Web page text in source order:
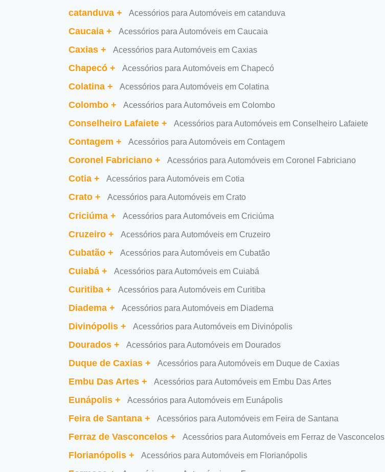
catanduva + Acessórios para Automóveis em catanduva
Caucaia + Acessórios para Automóveis em Caucaia
Caxias + Acessórios para Automóveis em Caxias
Chapecó + Acessórios para Automóveis em Chapecó
Colatina + Acessórios para Automóveis em Colatina
Colombo + Acessórios para Automóveis em Colombo
Conselheiro Lafaiete + Acessórios para Automóveis em Conselheiro Lafaiete
Contagem + Acessórios para Automóveis em Contagem
Coronel Fabriciano + Acessórios para Automóveis em Coronel Fabriciano
Cotia + Acessórios para Automóveis em Cotia
Crato + Acessórios para Automóveis em Crato
Criciúma + Acessórios para Automóveis em Criciúma
Cruzeiro + Acessórios para Automóveis em Cruzeiro
Cubatão + Acessórios para Automóveis em Cubatão
Cuiabá + Acessórios para Automóveis em Cuiabá
Curitiba + Acessórios para Automóveis em Curitiba
Diadema + Acessórios para Automóveis em Diadema
Divinópolis + Acessórios para Automóveis em Divinópolis
Dourados + Acessórios para Automóveis em Dourados
Duque de Caxias + Acessórios para Automóveis em Duque de Caxias
Embu Das Artes + Acessórios para Automóveis em Embu Das Artes
Eunápolis + Acessórios para Automóveis em Eunápolis
Feira de Santana + Acessórios para Automóveis em Feira de Santana
Ferraz de Vasconcelos + Acessórios para Automóveis em Ferraz de Vasconcelos
Florianópolis + Acessórios para Automóveis em Florianópolis